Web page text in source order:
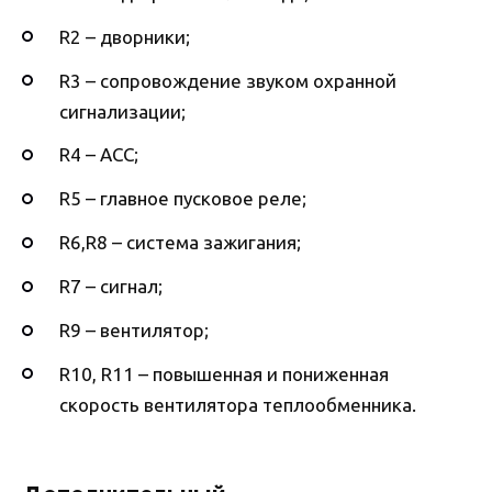
R2 – дворники;
R3 – сопровождение звуком охранной
сигнализации;
R4 – ACC;
R5 – главное пусковое реле;
R6,R8 – система зажигания;
R7 – сигнал;
R9 – вентилятор;
R10, R11 – повышенная и пониженная
скорость вентилятора теплообменника.